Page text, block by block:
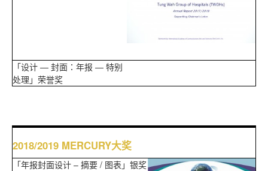
「设计 — 封面：年报 — 特别
处理」荣誉奖
2018/2019 MERCURY大奖
「年报封面设计 – 摘要 / 图表」银奖